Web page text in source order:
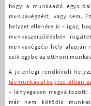
hogy a munkaadó
munkavégzést, vagy sem.
helyzet ellenére is – igaz,
munkaszerződésben
munkavégzési hely alapján
esik egybe az otthoni
A jelenlegi rendkívüli
távmunkával kapcsolatban
– lényegesen
már nem kötődik